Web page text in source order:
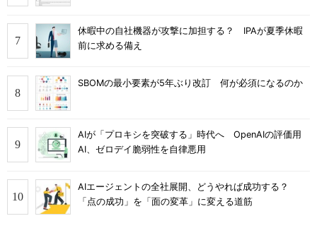
休暇中の自社機器が攻撃に加担する？ IPAが夏季休暇
前に求める備え
SBOMの最小要素が5年ぶり改訂 何が必須になるのか
AIが「プロキシを突破する」時代へ OpenAIの評価用
AI、ゼロデイ脆弱性を自律悪用
AIエージェントの全社展開、どうやれば成功する？
「点の成功」を「面の変革」に変える道筋